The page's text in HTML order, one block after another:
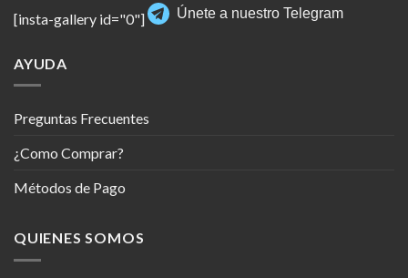
[insta-gallery id="0"] Únete a nuestro Telegram
AYUDA
Preguntas Frecuentes
¿Como Comprar?
Métodos de Pago
QUIENES SOMOS